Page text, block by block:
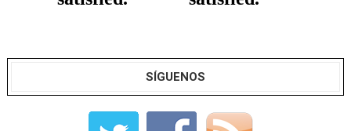
SÍGUENOS